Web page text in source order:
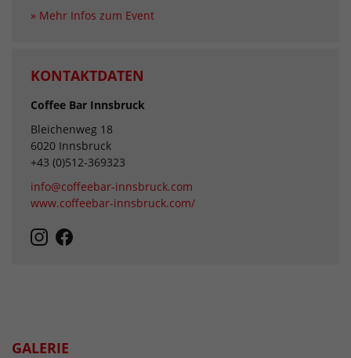
» Mehr Infos zum Event
KONTAKTDATEN
Coffee Bar Innsbruck
Bleichenweg 18
6020 Innsbruck
+43 (0)512-369323
info@coffeebar-innsbruck.com
www.coffeebar-innsbruck.com/
GALERIE